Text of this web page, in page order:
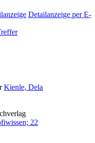
Detailanzeige per E-
Kienle, Dela
22